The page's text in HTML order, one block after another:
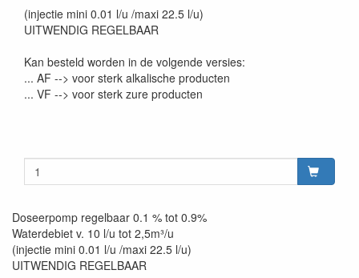
(injectie mini 0.01 l/u /maxi 22.5 l/u)
UITWENDIG REGELBAAR
Kan besteld worden in de volgende versies:
... AF --> voor sterk alkalische producten
... VF --> voor sterk zure producten
Doseerpomp regelbaar 0.1 % tot 0.9%
Waterdebiet v. 10 l/u tot 2,5m³/u
(injectie mini 0.01 l/u /maxi 22.5 l/u)
UITWENDIG REGELBAAR